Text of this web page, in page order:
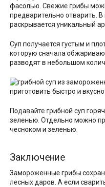
фасолью. Свежие грибы
предварительно отварить.
раскрывается уникальный
Суп получается густым и
которую сначала
разводят в небольшом
Подавайте грибной суп
зеленью. Отдельно можно
чесноком и зеленью.
Заключение
Замороженные грибы
лесных даров. А если